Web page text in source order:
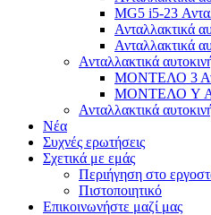
MG5 i5-23
Ανταλλακτικά
Ανταλλακτικά
Ανταλλακτικά
ΜΟΝΤΕΛΟ 3
ΜΟΝΤΕΛΟ Y
Ανταλλακτικά
Νέα
Συχνές ερωτήσεις
Σχετικά με εμάς
Περιήγηση στο
Πιστοποιητικό
Επικοινωνήστε μαζί μας